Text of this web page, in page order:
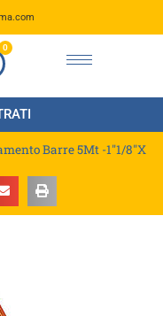
0
Barre 5Mt -1″1/8″X